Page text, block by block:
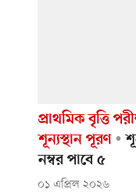
প্রাথমিক বৃত্তি
শূন্যস্থান পূরণ
নম্বর পাবে ৫
০১ এপ্রিল ২০২৬